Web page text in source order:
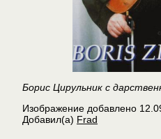
Борис Цирульник с
Изображение добавлено
Добавил(а) Frad